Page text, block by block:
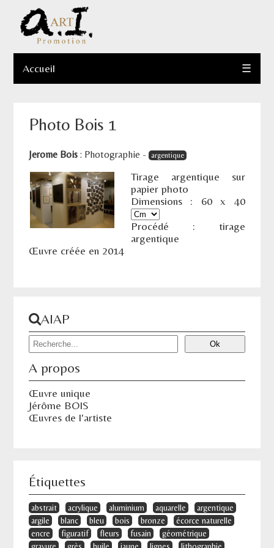
Accueil ☰
Photo Bois 1
Jerome Bois: Photographie - argentique
Tirage argentique sur
papier photo
Dimensions : 60 x
40
Procédé : tirage
argentique
Œuvre créée en 2014
AIAP
A propos
Œuvre unique
Jérôme BOIS
Œuvres de l'artiste
Étiquettes
abstrait acrylique aluminium aquarelle
argentique
argile
blanc bleu bois bronze
écorce naturelle
encre
figuratif fleurs fusain
géométrique